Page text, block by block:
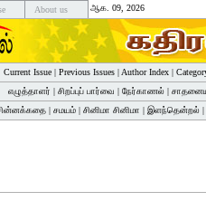
About us ஆக. 09, 2026
Current Issue| Previous Issues| Author Index|
எழுத்தாளர் | சிறப்புப் பார்வை | நேர்காணல் |
| சமயம் | சினிமா சினிமா | இளந்தென்றல் |